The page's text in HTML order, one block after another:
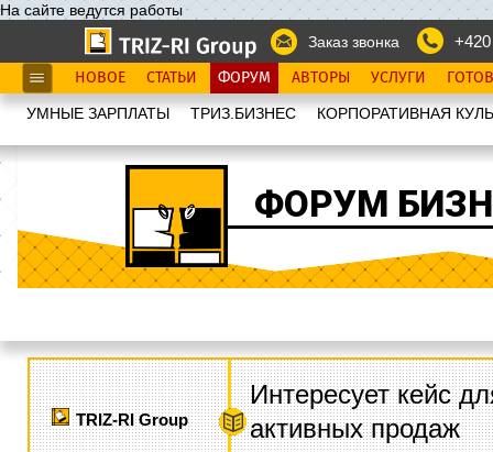
На сайте ведутся работы
Заказ звонка
НОВОЕ СТАТЬИ ФОРУМ АВТОРЫ УСЛУГИ
УМНЫЕ ЗАРПЛАТЫ ТРИЗ.БИЗНЕС КОРПОРАТИВНАЯ
ФОРУМ
TRIZ-RI Group
Интересует кейс
активных продаж